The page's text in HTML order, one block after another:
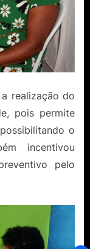
realização do
pois permite
o
incentivou
pelo